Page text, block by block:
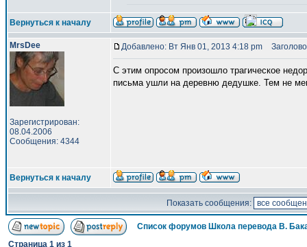
Вернуться к началу
MrsDee
Зарегистрирован:
08.04.2006
Сообщения: 4344
Добавлено: Вт Янв 01, 2013 4:18 pm
С этим опросом произошло трагическое
письма ушли на деревню дедушке. Тем не
Вернуться к началу
Показать сообщения:
Список форумов Школа перевода В.
Страница 1 из 1